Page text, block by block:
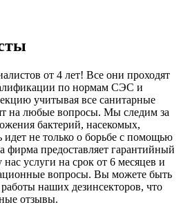
от 4 лет! Все они проходят
по нормам СЭС и
учитывая все санитарные
на любые вопросы. Мы следим за
бактерий, насекомых,
идет не только о борьбе с помощью
фирма предоставляет гарантийный
услуги на срок от 6 месяцев и
вопросы. Вы можете быть
наших дезинсекторов, что
отзывы.